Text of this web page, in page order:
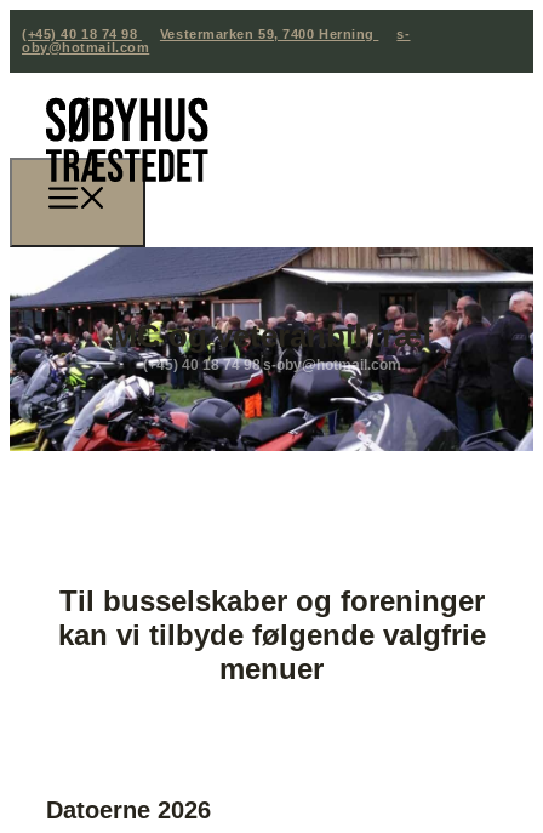
(+45) 40 18 74 98 Vestermarken 59, 7400 Herning
s-
oby@hotmail.com
MC og veteranbil træf
(+45) 40 18 74 98s-oby@hotmail.com
Til busselskaber og foreninger
kan vi tilbyde følgende valgfrie
menuer
Datoerne 2026